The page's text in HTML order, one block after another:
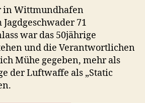
71
in
Wittmund
in Wittmundhafen
71
war das 50jährige
und die Verantwortlichen
Mühe gegeben, mehr als
der Luftwaffe als „Static